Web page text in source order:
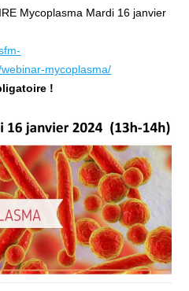
Mycoplasma Mardi 16 janvier
mycoplasma/
!